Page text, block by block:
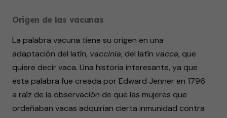
Origen de las vacunas
La palabra vacuna tiene su origen en una
adaptación del latín, vaccinia, del latín vacca, que
quiere decir vaca. Una historia interesante, ya que
esta palabra fue creada por Edward Jenner en 1796
a raíz de la observación de que las mujeres que
ordeñaban vacas adquirían cierta inmunidad contra